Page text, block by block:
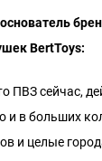
BertToys:
ПВЗ сейчас,
и в больших
и целые